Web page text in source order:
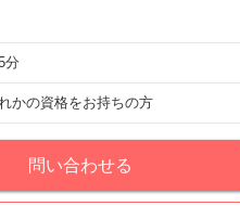
分
かの資格をお持ちの方
問い合わせる